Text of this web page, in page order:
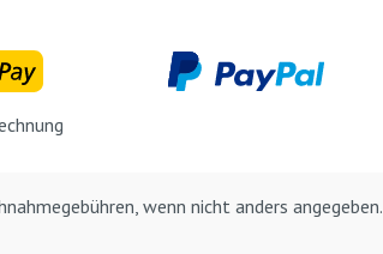
wenn nicht anders angegeben.